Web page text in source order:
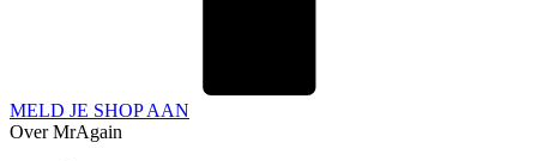
MELD JE SHOP AAN
Over MrAgain